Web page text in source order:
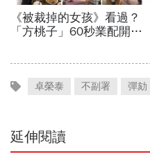
卓榮泰 不副署 彈劾
延伸閱讀